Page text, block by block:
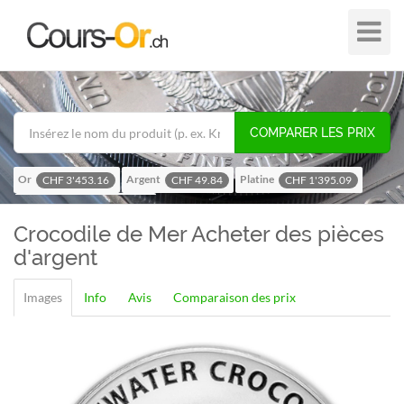
Plier
/
hors
de
COMPARER LES PRIX
Or CHF 3'453.16 Argent CHF 49.84 Platine
CHF 1'395.09
Palladium
CHF 1'111.33
Crocodile de MerAcheter des pièces
d'argent
Images Info Avis Comparaison des prix